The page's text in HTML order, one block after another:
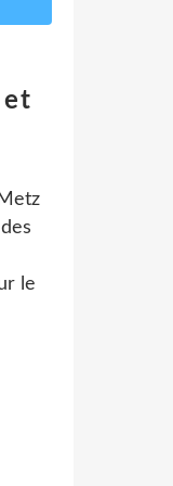
le